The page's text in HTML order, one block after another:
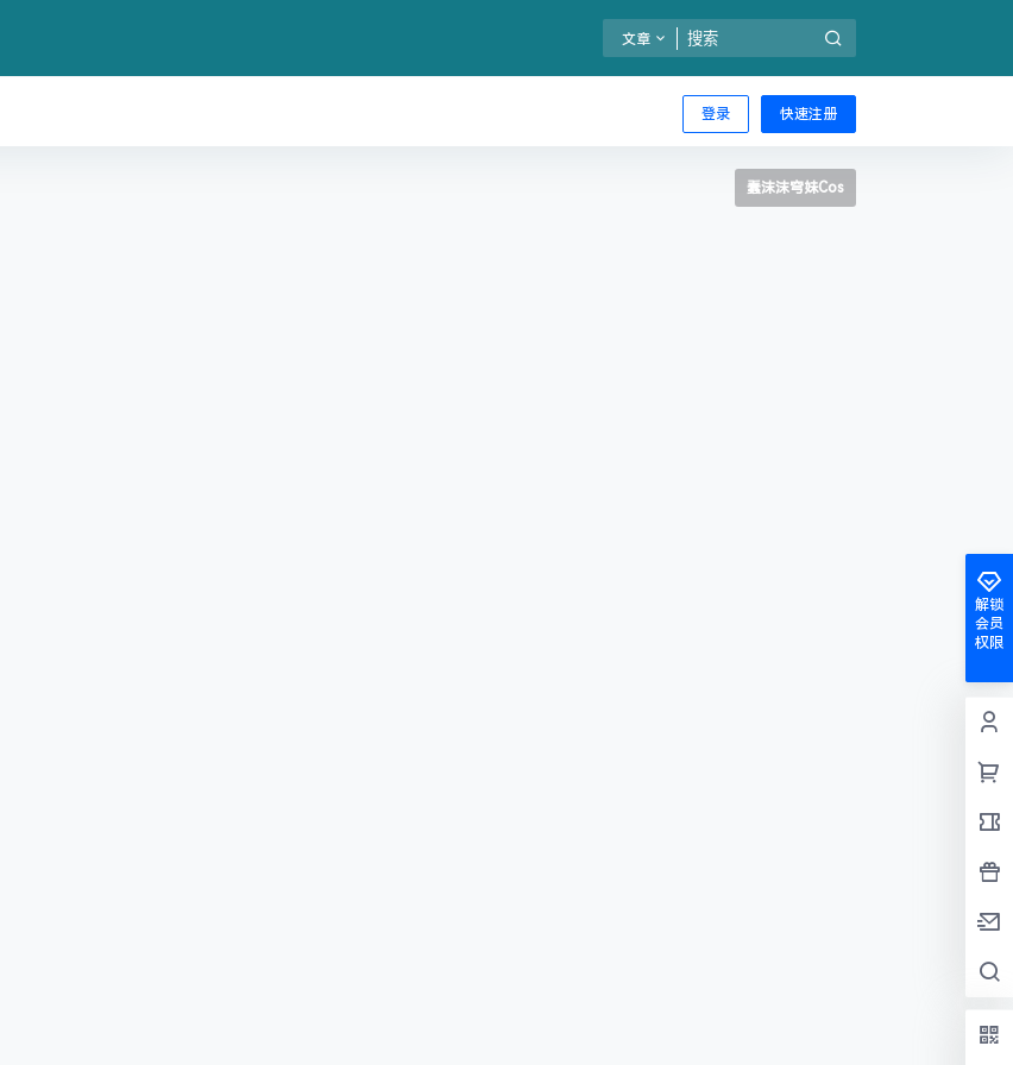
文章
登录 快速注册
蠢沫沫穹妹Cos
解锁
会员
权限